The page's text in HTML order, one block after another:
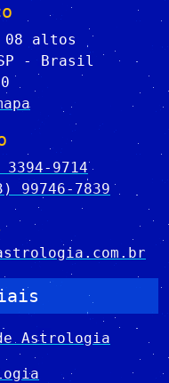
08 altos
- Brasil
9714
99746-7839
Astrologia